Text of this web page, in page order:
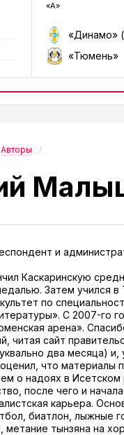
«А»
«Динамо»
«Тюмень»
Авторы
и
Каскаринскую
Затем учился в
по
С 2007-го
арена».
читая сайт
два месяца)
что материалы
о надоях в Исетском
после чего и
карьера.
биатлон, лыжные
тынзяна на